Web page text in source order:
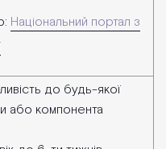
Національний портал з
до будь-якої
або компонента